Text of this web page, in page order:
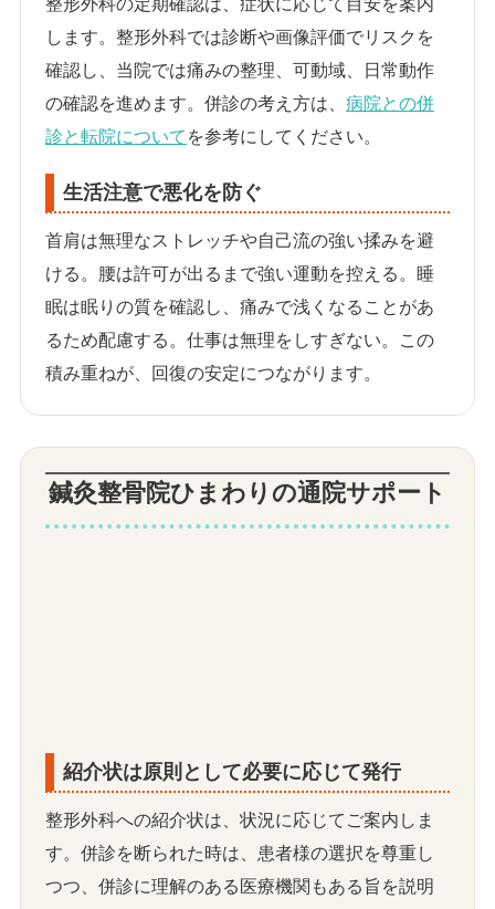
します。整形外科では診断や画像評価でリスクを
確認し、当院では痛みの整理、可動域、日常動作
の確認を進めます。併診の考え方は、 病院との併
診と転院について を参考にしてください。
生活注意で悪化を防ぐ
首肩は無理なストレッチや自己流の強い揉みを避
ける。腰は許可が出るまで強い運動を控える。睡
眠は眠りの質を確認し、痛みで浅くなることがあ
るため配慮する。仕事は無理をしすぎない。この
積み重ねが、回復の安定につながります。
鍼灸整骨院ひまわりの通院サポート
紹介状は原則として必要に応じて発行
整形外科への紹介状は、状況に応じてご案内しま
す。併診を断られた時は、患者様の選択を尊重し
つつ、併診に理解のある医療機関もある旨を説明